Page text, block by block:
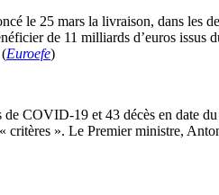
le 25 mars la livraison, dans les
de 11 milliards d’euros
Euroefe)
COVID-19 et 43 décès en date
critères ». Le Premier ministre,